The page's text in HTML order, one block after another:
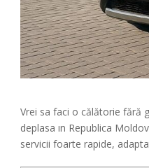
Vrei sa faci o călătorie fără
deplasa ın Republica
servicii foarte rapide,